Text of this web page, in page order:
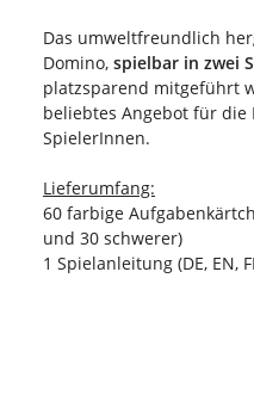
Das umweltfreundlich
Domino, spielbar in zwei
platzsparend mitgeführt
beliebtes Angebot für die
SpielerInnen.
Lieferumfang:
60 farbige
und 30 schwerer)
1 Spielanleitung (DE, EN,